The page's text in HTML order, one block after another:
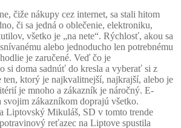
čiže nákupy cez internet, sa stali hitom
či sa jedná o oblečenie, elektroniku,
všetko je „na nete“. Rýchlosť, akou sa
alebo jednoducho len potrebnému
je zaručené. Veď čo je
si doma sadnúť do kresla a vyberať si z
ten, ktorý je najkvalitnejší, najkrajší, alebo je
je mnoho a zákazník je náročný. E-
svojim zákazníkom doprajú všetko.
Mikuláš, SD v tomto trende
reťazec na Liptove spustila